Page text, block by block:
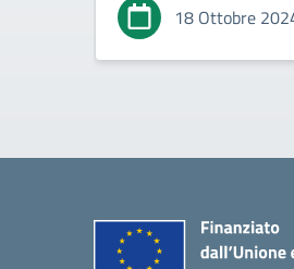
18 Ottobre